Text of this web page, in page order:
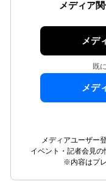
メディア
メデ
既
メデ
メディアユーザー
イベント・記者会見の
※内容はプ